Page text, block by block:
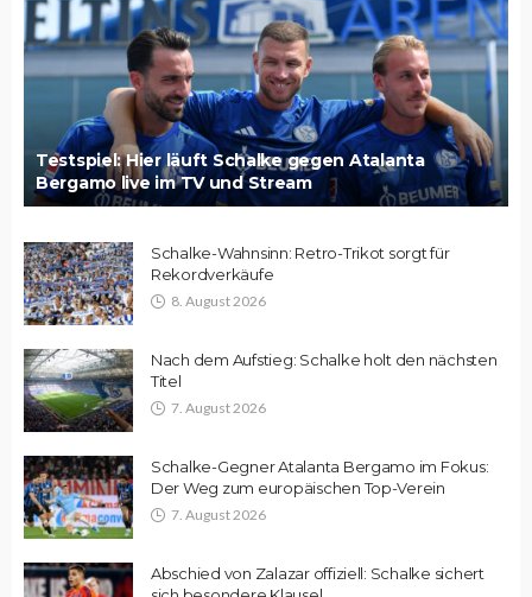
Testspiel: Hier läuft Schalke gegen Atalanta
Bergamo live im TV und Stream
Schalke-Wahnsinn: Retro-Trikot sorgt für
Rekordverkäufe
8. August 2026
Nach dem Aufstieg: Schalke holt den nächsten
Titel
7. August 2026
Schalke-Gegner Atalanta Bergamo im Fokus:
Der Weg zum europäischen Top-Verein
7. August 2026
Abschied von Zalazar offiziell: Schalke sichert